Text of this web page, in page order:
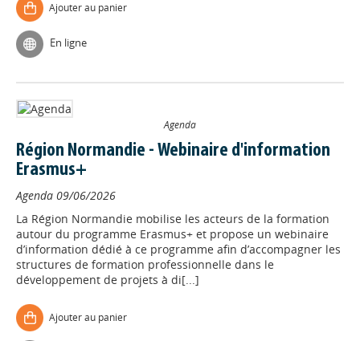
Ajouter au panier
En ligne
Agenda
Région Normandie - Webinaire d'information
Erasmus+
Agenda 09/06/2026
La Région Normandie mobilise les acteurs de la formation
autour du programme Erasmus+ et propose un webinaire
d’information dédié à ce programme afin d’accompagner les
structures de formation professionnelle dans le
développement de projets à di[...]
Ajouter au panier